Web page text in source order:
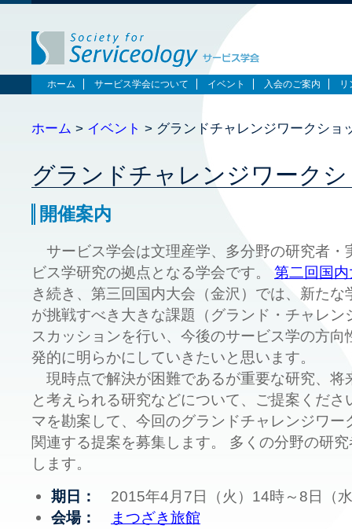
ホーム サービス学会について イベント 入会のご案内 リ
ホーム > イベント > グランドチャレンジワークショ
グランドチャレンジワーク
開催案内
サービス学会は文理産学、多分野の研究者・
ビス学研究の拠点となる学会です。 第二回国
き続き、第三回国内大会（金沢）では、新た
が挑戦すべき大きな課題（グランド・チャレ
スカッションを行い、今後のサービス学の方
発的に明らかにしていきたいと思います。
現時点で解決が困難であるが重要な研究、将
と考えられる研究などについて、ご提案くだ
マを勘案して、今回のグランドチャレンジワ
関連する提案を募集します。 多くの分野の研
します。
期日：
2015年4月7日（火）14時～8日（
会場：
まつざき旅館